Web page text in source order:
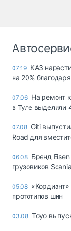
07:19 КАЗ
на 20%
07:06 На ремонт
в Туле выделили
07.08 Giti
Road для
06.08 Бренд
грузовиков
05.08
прототипов шин
03.08 Toyo